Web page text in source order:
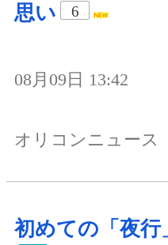
思い
6
08月09日 13:42
オリコンニュース
初めての「夜行